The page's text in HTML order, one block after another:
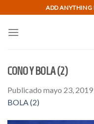
to
content
ADD ANYTHING
CONO Y BOLA (2)
Publicado mayo 23, 2019
BOLA (2)